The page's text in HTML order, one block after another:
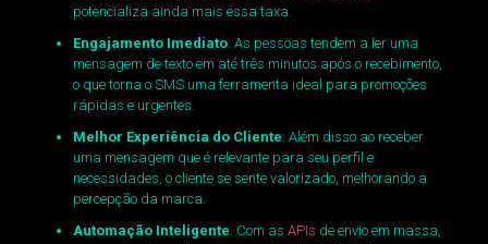
potencializa ainda mais essa taxa.
Engajamento Imediato: As pessoas tendem a ler uma
mensagem de texto em até três minutos após o recebimento,
o que torna o SMS uma ferramenta ideal para promoções
rápidas e urgentes.
Melhor Experiência do Cliente: Além disso ao receber
uma mensagem que é relevante para seu perfil e
necessidades, o cliente se sente valorizado, melhorando a
percepção da marca.
Automação Inteligente: Com as APIs de envio em massa,